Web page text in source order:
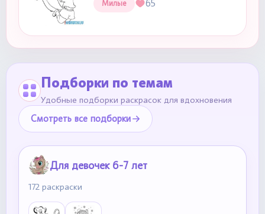
Милые 65
Подборки по темам
Удобные подборки раскрасок для вдохновения
Смотреть все подборки
Для девочек 6-7 лет
172 раскраски